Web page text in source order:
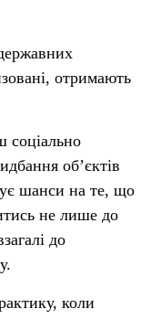
отримають
соціально
об’єктів
шанси на те, що
не лише до
до
коли